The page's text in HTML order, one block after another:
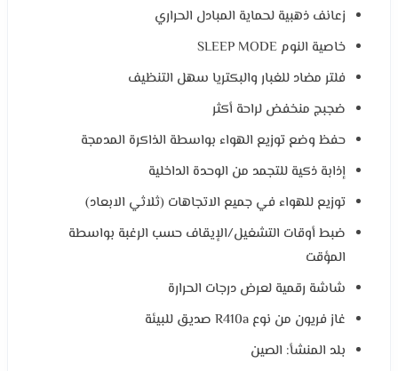
زعانف ذهبية لحماية المبادل الحراري
خاصية النوم SLEEP MODE
فلتر مضاد للغبار والبكتريا سهل التنظيف
ضجبج منخفض لراحة أكثر
حفظ وضع توزيع الهواء بواسطة الذاكرة المدمجة
إذابة ذكية للتجمد من الوحدة الداخلية
توزيع للهواء في جميع الاتجاهات (ثلاثي الابعاد)
ضبط أوقات التشغيل/الإيقاف حسب الرغبة بواسطة
المؤقت
شاشة رقمية لعرض درجات الحرارة
غاز فريون من نوع R410a صديق للبيئة
بلد المنشأ: الصين